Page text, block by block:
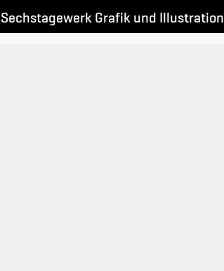
Sechstagewerk Grafik und Illustration